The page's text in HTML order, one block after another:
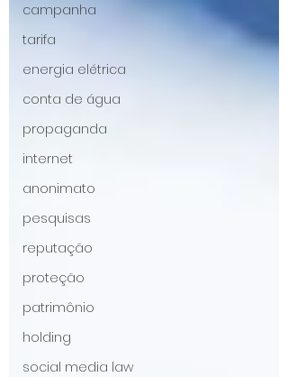
campanha
tarifa
energia elétrica
conta de água
propaganda
internet
anonimato
pesquisas
reputação
proteção
patrimônio
holding
social media law